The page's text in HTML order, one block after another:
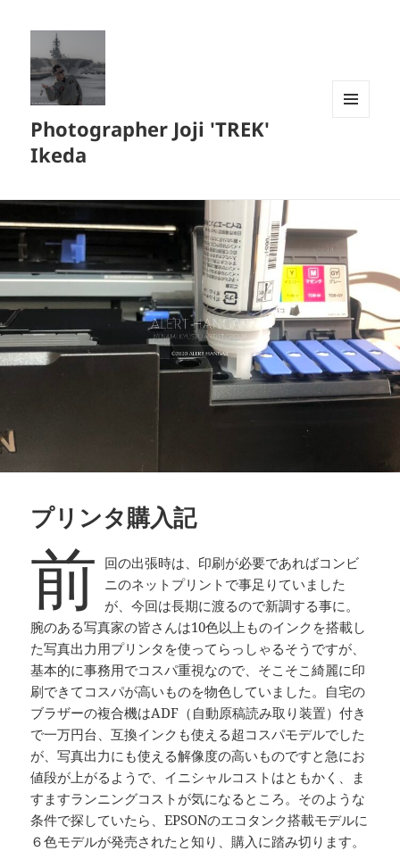
Photographer Joji 'TREK'
Ikeda
プリンタ購入記
前 回の出張時は、印刷が必要であればコンビ
ニのネットプリントで事足りていました
が、今回は長期に渡るので新調する事に。
腕のある写真家の皆さんは10色以上ものインクを搭載し
た写真出力用プリンタを使ってらっしゃるそうですが、
基本的に事務用でコスパ重視なので、そこそこ綺麗に印
刷できてコスパが高いものを物色していました。自宅の
ブラザーの複合機はADF（自動原稿読み取り装置）付き
で一万円台、互換インクも使える超コスパモデルでした
が、写真出力にも使える解像度の高いものですと急にお
値段が上がるようで、イニシャルコストはともかく、ま
すますランニングコストが気になるところ。そのような
条件で探していたら、EPSONのエコタンク搭載モデルに
６色モデルが発売されたと知り、購入に踏み切ります。